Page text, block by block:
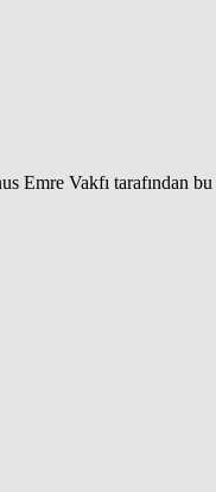
Emre Vakfı tarafından bu